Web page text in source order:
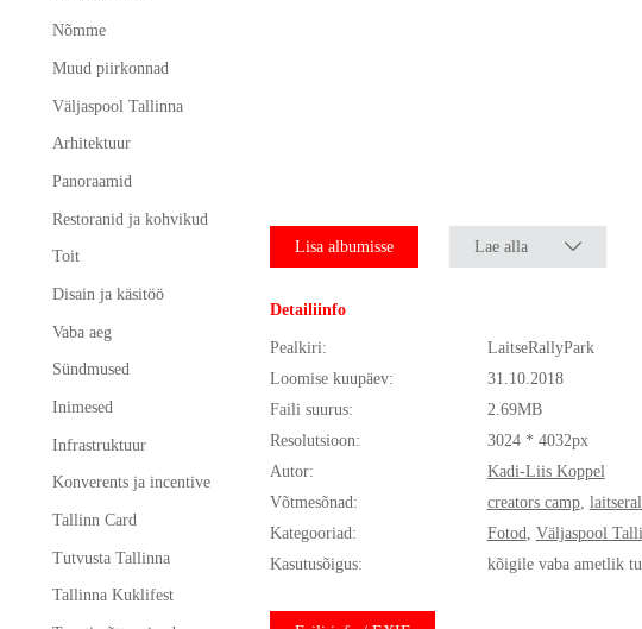
Nõmme
Muud piirkonnad
Väljaspool Tallinna
Arhitektuur
Panoraamid
Restoranid ja kohvikud
Toit
Disain ja käsitöö
Vaba aeg
Sündmused
Inimesed
Infrastruktuur
Konverents ja incentive
Tallinn Card
Tutvusta Tallinna
Tallinna Kuklifest
Lisa albumisse Lae alla
Detailiinfo
Pealkiri:
LaitseRallyPark
Loomise kuupäev:
31.10.2018
Faili suurus:
2.69MB
Resolutsioon:
3024 * 4032px
Autor:
Kadi-Liis Koppel
Võtmesõnad:
creators camp,
Kategooriad:
Fotod Väljaspool
Kasutusõigus:
kõigile vaba ametlik